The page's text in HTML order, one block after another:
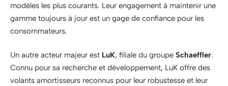
modèles les plus courants. Leur engagement à maintenir une
gamme toujours à jour est un gage de confiance pour les
consommateurs.
Un autre acteur majeur est LuK, filiale du groupe Schaeffler.
Connu pour sa recherche et développement, LuK offre des
volants amortisseurs reconnus pour leur robustesse et leur